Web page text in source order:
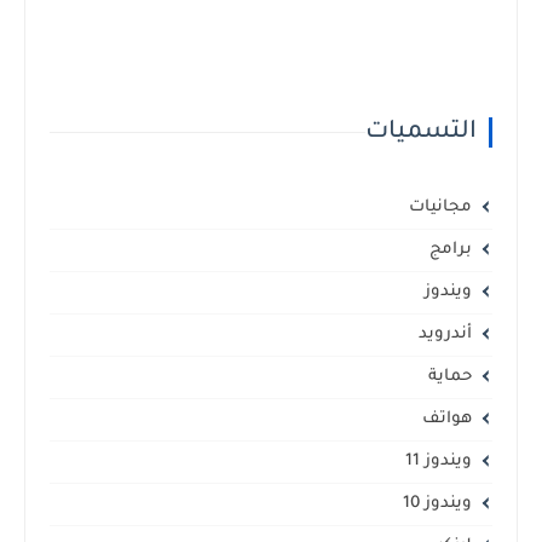
التسميات
مجانيات
برامج
ويندوز
أندرويد
حماية
هواتف
ويندوز 11
ويندوز 10